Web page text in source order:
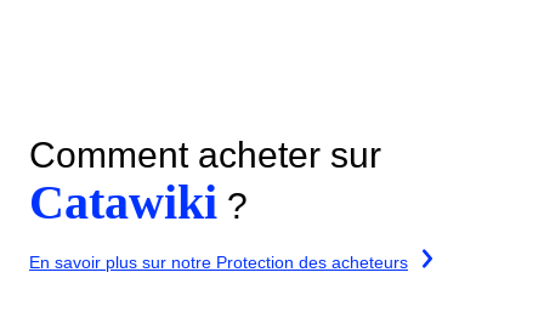
Comment acheter sur
Catawiki ?
En savoir plus sur notre Protection des acheteurs